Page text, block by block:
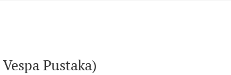
Pustaka)